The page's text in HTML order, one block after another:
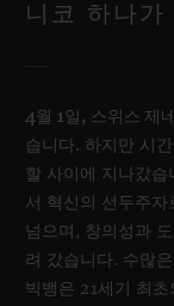
니코 하나가
4월 1일, 스위스 제
습니다. 하지만 시
할 사이에 지나갔습
서 혁신의 선두주
넘으며, 창의성과
려 갔습니다. 수많
빅뱅은 21세기 최